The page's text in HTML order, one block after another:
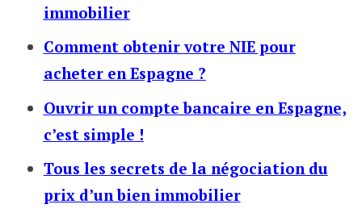
immobilier
Comment obtenir votre NIE pour
acheter en Espagne ?
Ouvrir un compte bancaire en Espagne,
c’est simple !
Tous les secrets de la négociation du
prix d’un bien immobilier